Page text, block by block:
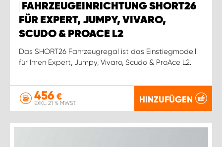
FAHRZEUGEINRICHTUNG SHORT26
FÜR EXPERT, JUMPY, VIVARO,
SCUDO & PROACE L2
Das SHORT26 Fahrzeugregal ist das Einstiegmodell
für Ihren Expert, Jumpy, Vivaro, Scudo & ProAce L2.
456 €
EXKL. 21 % MWST. HINZUFÜGEN